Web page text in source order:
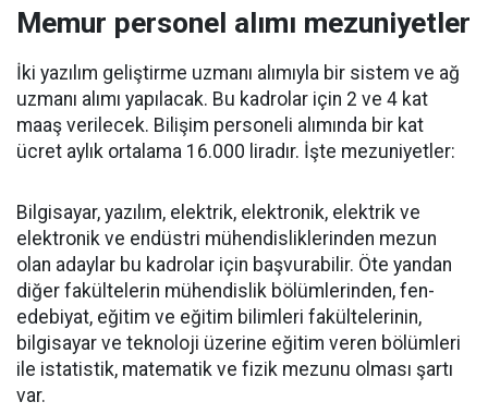
Memur personel alımı mezuniyetler
İki yazılım geliştirme uzmanı alımıyla bir sistem ve ağ
uzmanı alımı yapılacak. Bu kadrolar için 2 ve 4 kat
maaş verilecek. Bilişim personeli alımında bir kat
ücret aylık ortalama 16.000 liradır. İşte mezuniyetler:
Bilgisayar, yazılım, elektrik, elektronik, elektrik ve
elektronik ve endüstri mühendisliklerinden mezun
olan adaylar bu kadrolar için başvurabilir. Öte yandan
diğer fakültelerin mühendislik bölümlerinden, fen-
edebiyat, eğitim ve eğitim bilimleri fakültelerinin,
bilgisayar ve teknoloji üzerine eğitim veren bölümleri
ile istatistik, matematik ve fizik mezunu olması şartı
var.